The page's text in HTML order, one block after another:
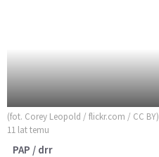
(fot. Corey Leopold / flickr.com / CC BY)
11 lat temu
PAP / drr